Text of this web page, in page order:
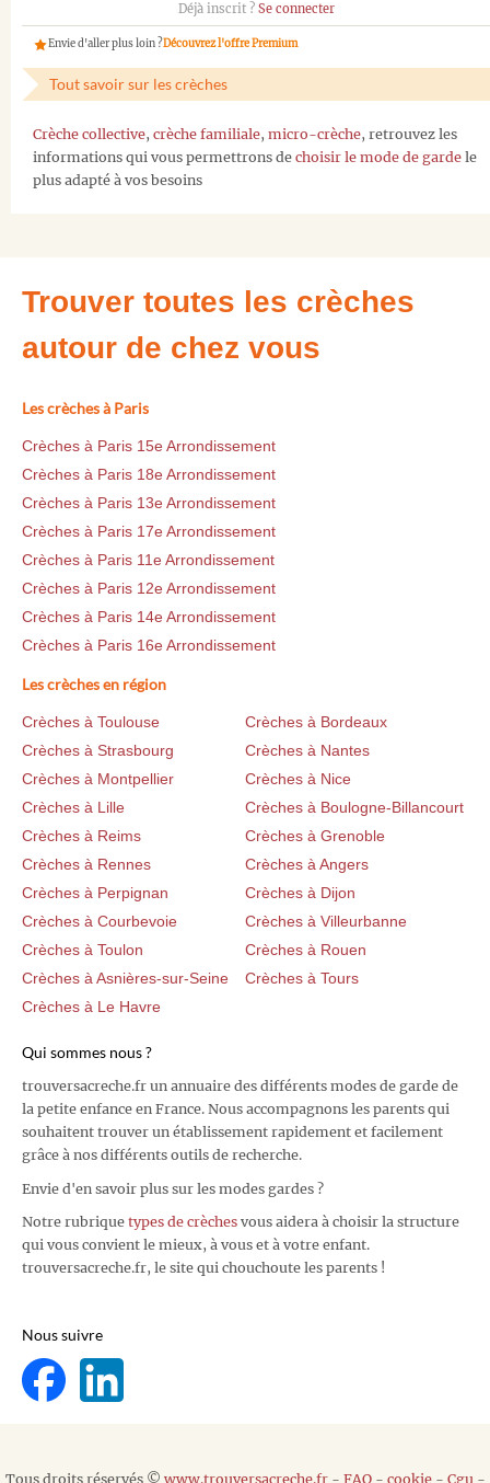
Déjà inscrit ? Se connecter
Envie d'aller plus loin ?Découvrez l'offre Premium
Tout savoir sur les crèches
Crèche collective, crèche familiale, micro-crèche, retrouvez les
informations qui vous permettrons de choisir le mode de garde le
plus adapté à vos besoins
Trouver toutes les crèches
autour de chez vous
Les crèches à Paris
Crèches à Paris 15e Arrondissement
Crèches à Paris 18e Arrondissement
Crèches à Paris 13e Arrondissement
Crèches à Paris 17e Arrondissement
Crèches à Paris 11e Arrondissement
Crèches à Paris 12e Arrondissement
Crèches à Paris 14e Arrondissement
Crèches à Paris 16e Arrondissement
Les crèches en région
Crèches à Toulouse
Crèches à Bordeaux
Crèches à Strasbourg
Crèches à Nantes
Crèches à Montpellier
Crèches à Nice
Crèches à Lille
Crèches à Boulogne-Billancourt
Crèches à Reims
Crèches à Grenoble
Crèches à Rennes
Crèches à Angers
Crèches à Perpignan
Crèches à Dijon
Crèches à Courbevoie
Crèches à Villeurbanne
Crèches à Toulon
Crèches à Rouen
Crèches à Asnières-sur-Seine
Crèches à Tours
Crèches à Le Havre
Qui sommes nous ?
trouversacreche.fr un annuaire des différents modes de garde de
la petite enfance en France. Nous accompagnons les parents qui
souhaitent trouver un établissement rapidement et facilement
grâce à nos différents outils de recherche.
Envie d'en savoir plus sur les modes gardes ?
Notre rubrique types de crèches vous aidera à choisir la structure
qui vous convient le mieux, à vous et à votre enfant.
trouversacreche.fr, le site qui chouchoute les parents !
Nous suivre
Tous droits réservés © www.trouversacreche.fr- FAQ- cookie- Cgu -